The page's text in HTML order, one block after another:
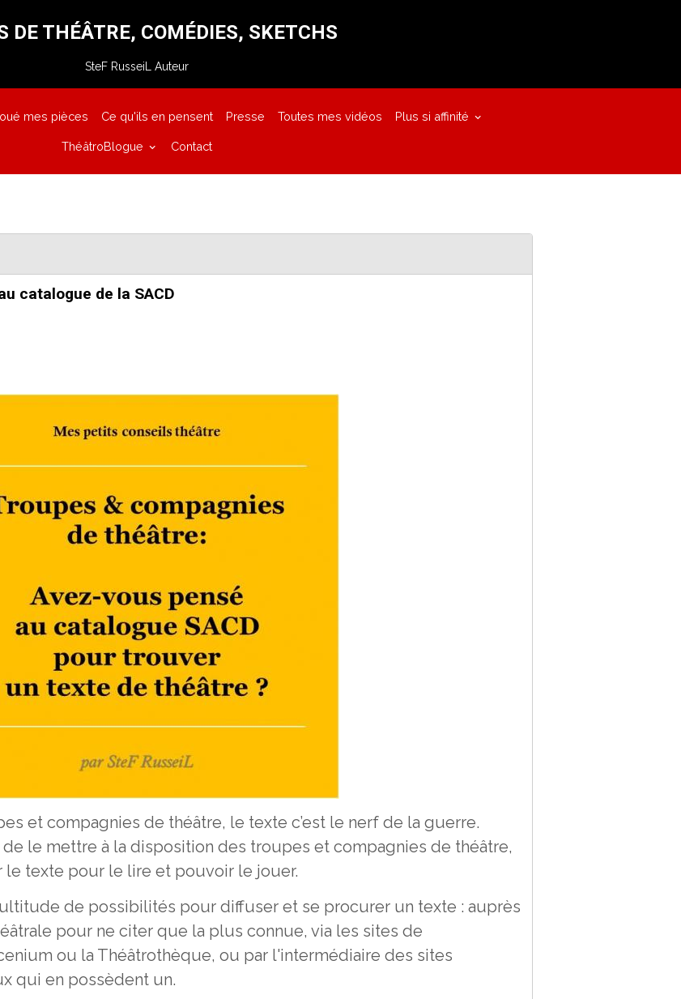
DE THÉÂTRE, COMÉDIES, SKETCHS
SteF RusseiL Auteur
mes pièces Ce qu'ils en pensent Presse Toutes mes vidéos Plus si affinité
ThéâtroBlogue Contact
catalogue de la SACD
et compagnies de théâtre, le texte c’est le nerf de la guerre.
le mettre à la disposition des troupes et compagnies de théâtre,
texte pour le lire et pouvoir le jouer.
de possibilités pour diffuser et se procurer un texte : auprès
pour ne citer que la plus connue, via les sites de
ou la Théâtrothèque, ou par l'intermédiaire des sites
qui en possèdent un.